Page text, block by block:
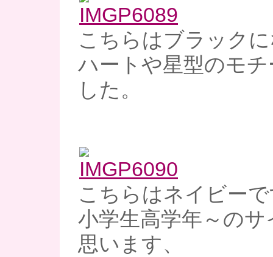
こちらはブラック
ハートや星型のモ
した。
こちらはネイビー
小学生高学年～の
思います、